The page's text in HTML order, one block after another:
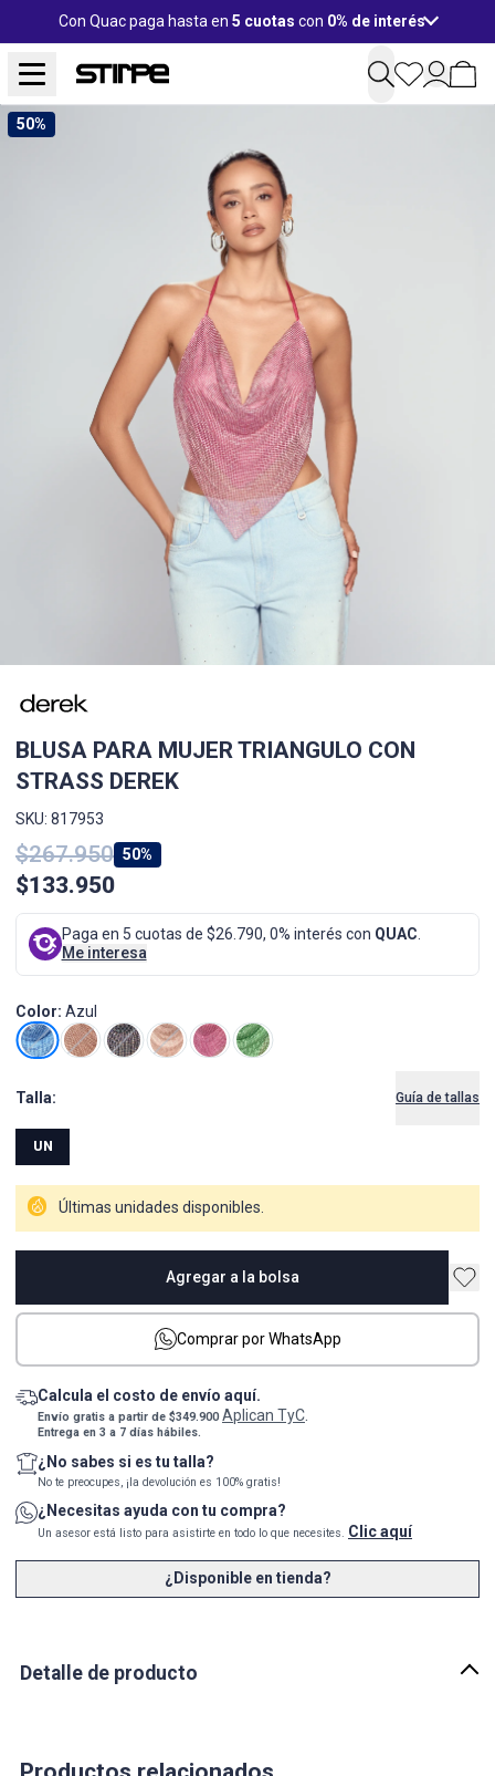
Con Quac paga hasta en 5 cuotas con 0% de interés
50%
BLUSA PARA MUJER TRIANGULO CON
STRASS DEREK
SKU: 817953
$267.950 50%
$133.950
Paga en 5 cuotas de $26.790, 0% interés con QUAC
Me interesa
Color: Azul
Talla: Guía de tallas
UN
Últimas unidades disponibles.
Agregar a la bolsa
Comprar por WhatsApp
Calcula el costo de envío aquí.
Envío gratis a partir de $349.900Aplican TyC.
Entrega en 3 a 7 días hábiles.
¿No sabes si es tu talla?
No te preocupes, ¡la devolución es 100% gratis!
¿Necesitas ayuda con tu compra?
Un asesor está listo para asistirte en todo lo que necesites. Clic aquí
¿Disponible en tienda?
Detalle de producto
forma de triangulo, descubierta y anudada en espalda.